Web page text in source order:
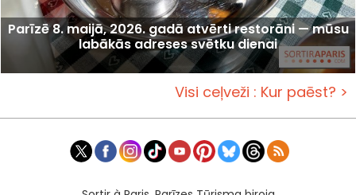
Parīzē 8. maijā, 2026. gadā atvērti restorāni — mūsu
labākās adreses svētku dienai
Visi ceļveži : Kur paēst? >